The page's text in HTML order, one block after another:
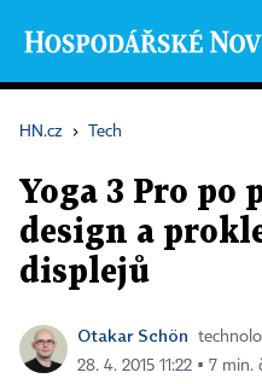
HN.cz › Tech
Yoga 3 Pro po
design a
displejů
Otakar Schön
28. 4. 2015 11:22 ▪ 7 min.